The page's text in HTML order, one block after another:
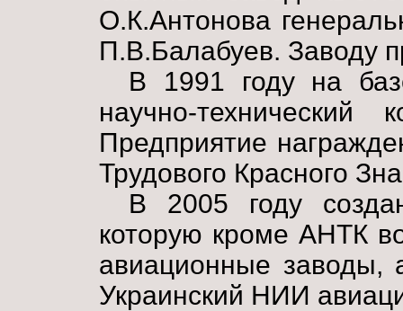
О.К.Антонова
П.В.Балабуев. Заводу
В 1991 году на
научно-
Предприятие
Трудового Красного
В 2005 году
которую кроме АНТК
авиационные
Украинский НИИ